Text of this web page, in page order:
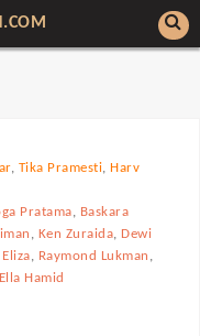
, Tika Pramesti,Harv
Pratama, Baskara
, Ken Zuraida, Dewi
Eliza, Raymond Lukman ,
Ella Hamid